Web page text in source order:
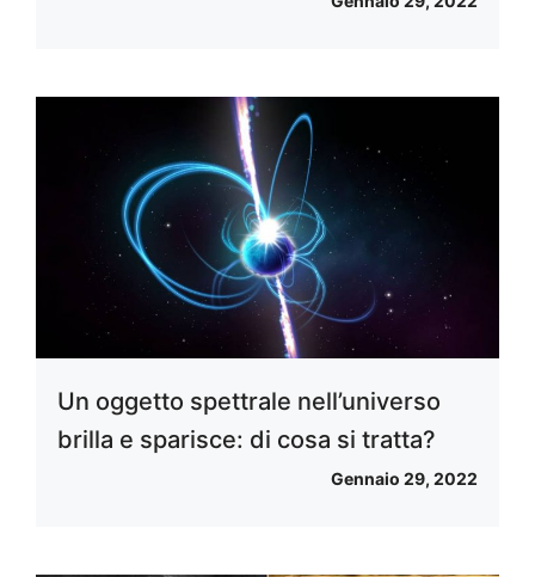
Un oggetto spettrale nell’universo
brilla e sparisce: di cosa si tratta?
Gennaio 29, 2022